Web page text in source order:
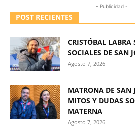
- Publicidad -
POST RECIENTES
CRISTÓBAL LABRA
SOCIALES DE SAN
Agosto 7, 2026
MATRONA DE SAN
MITOS Y DUDAS
MATERNA
Agosto 7, 2026